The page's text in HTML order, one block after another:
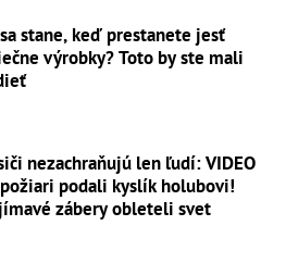
stane, keď prestanete jesť
výrobky? Toto by ste mali
nezachraňujú len ľudí: VIDEO
podali kyslík holubovi!
zábery obleteli svet